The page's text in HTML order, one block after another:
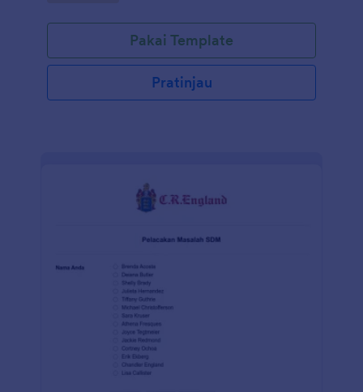
Pakai Template
Pratinjau